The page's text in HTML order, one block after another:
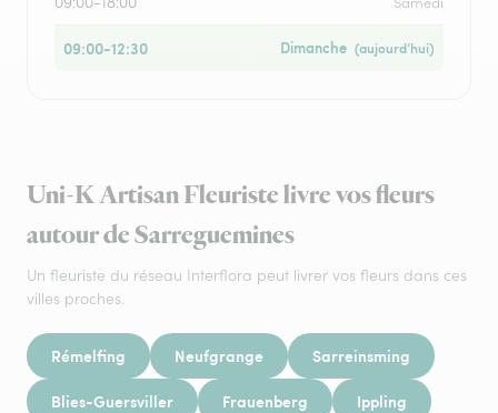
09:00-12:30 Dimanche (aujourd’hui)
Uni-K Artisan Fleuriste livre vos fleurs
autour de Sarreguemines
Un fleuriste du réseau Interflora peut livrer vos fleurs dans ces
villes proches.
Rémelfing Neufgrange Sarreinsming
Blies-Guersviller Frauenberg Ippling